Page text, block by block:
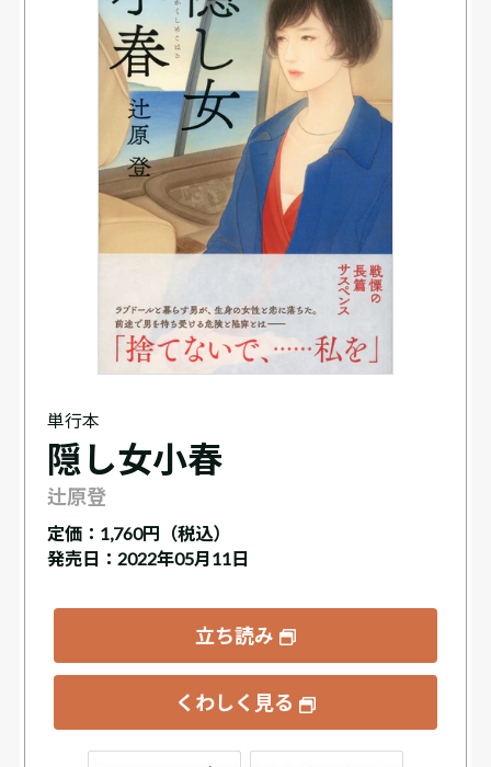
単行本
隠し女小春
辻原登
定価： 1,760円（税込）
発売日：2022年05月11日
立ち読み
くわしく見る